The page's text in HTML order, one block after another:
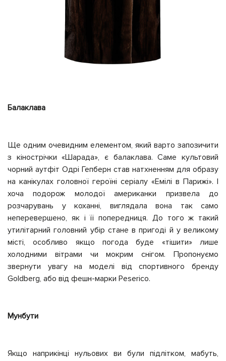
Балаклава
Ще одним очевидним елементом, який варто запозичити
з кінострічки «Шарада», є балаклава. Саме культовий
чорний аутфіт Одрі Гепберн став натхненням для образу
на канікулах головної героїні серіалу «Емілі в Парижі». І
хочаподорож молодої американки призвела до
розчарувань у коханні, виглядала вона так само
неперевершено, як і її попередниця. До того ж такий
утилітарний головний убір стане в пригоді й у великому
місті,особливо якщопогода буде «тішити» лише
холодними вітрами чи мокрим снігом. Пропонуємо
звернути увагу на моделі від спортивного бренду
Goldberg, або від фешн-марки Peserico.
Мунбути
Якщо наприкінці нульових ви були підлітком, мабуть,